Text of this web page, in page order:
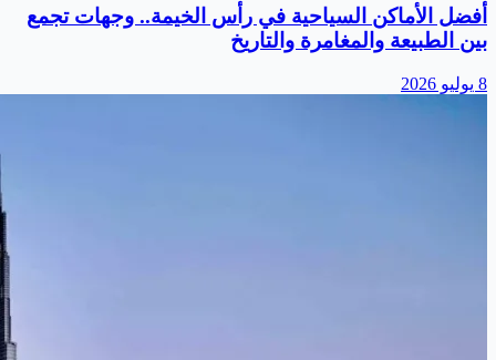
أفضل الأماكن السياحية في رأس الخيمة.. وجهات تجمع
بين الطبيعة والمغامرة والتاريخ
8 يوليو 2026